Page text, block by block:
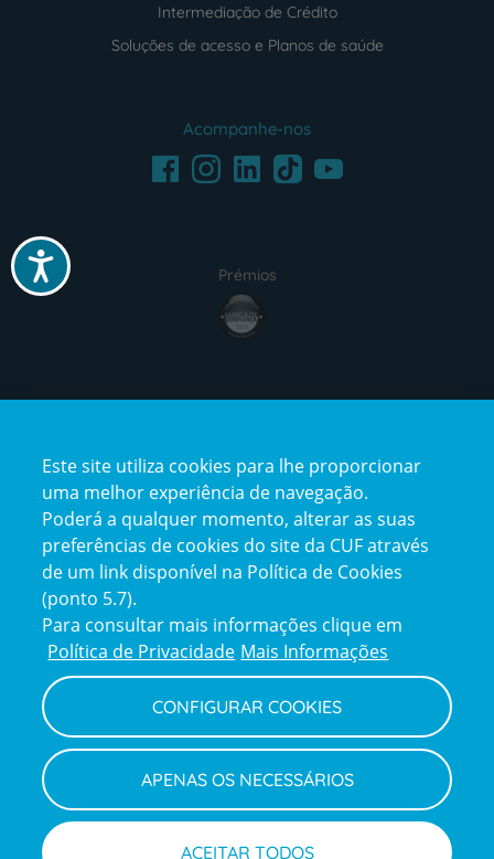
Acessibilidade
Intermediação de Crédito
Soluções de acesso e Planos de saúde
Acompanhe-nos
FacebookInstagramLinkedInTikTokYoutube
Prémios
award4
certification2certification3
Reclamações
e
elogios
Policy
Política de Privacidade e Cookies
Termos e Condições
Declaração de Acessibilidade
Canal de Denúncias
Informações legais
Este site utiliza cookies para lhe proporcionar
uma melhor experiência de navegação.
Poderá a qualquer momento, alterar as suas
preferências de cookies do site da CUF através
de um link disponível na Política de Cookies
(ponto 5.7).
Para consultar mais informações clique em
Política de Privacidade Mais Informações
CONFIGURAR COOKIES
APENAS OS NECESSÁRIOS
ACEITAR TODOS